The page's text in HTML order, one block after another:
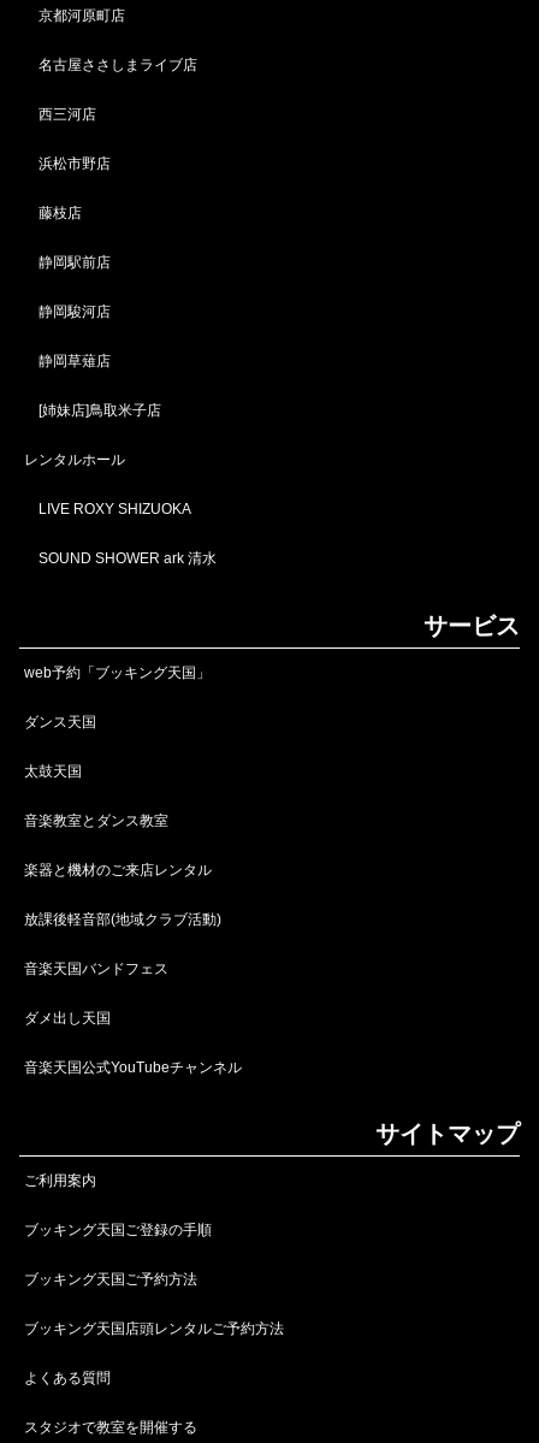
京都河原町店
名古屋ささしまライブ店
西三河店
浜松市野店
藤枝店
静岡駅前店
静岡駿河店
静岡草薙店
[姉妹店]鳥取米子店
レンタルホール
LIVE ROXY SHIZUOKA
SOUND SHOWER ark 清水
サービス
web予約「ブッキング天国」
ダンス天国
太鼓天国
音楽教室とダンス教室
楽器と機材のご来店レンタル
放課後軽音部(地域クラブ活動)
音楽天国バンドフェス
ダメ出し天国
音楽天国公式YouTubeチャンネル
サイトマップ
ご利用案内
ブッキング天国ご登録の手順
ブッキング天国ご予約方法
ブッキング天国店頭レンタルご予約方法
よくある質問
スタジオで教室を開催する